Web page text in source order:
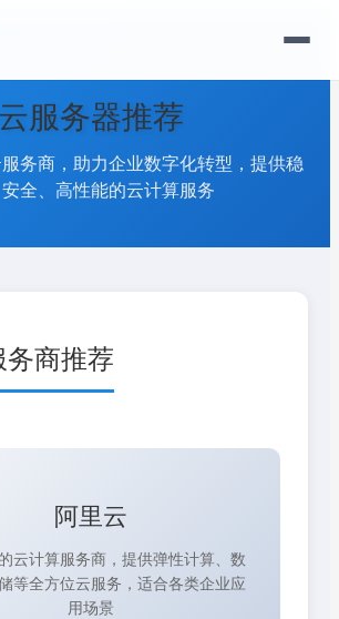
云服务器推荐
务商，助力企业数字化转型，提供稳
全、高性能的云计算服务
商推荐
阿里云
云计算服务商，提供弹性计算、数
等全方位云服务，适合各类企业应
用场景